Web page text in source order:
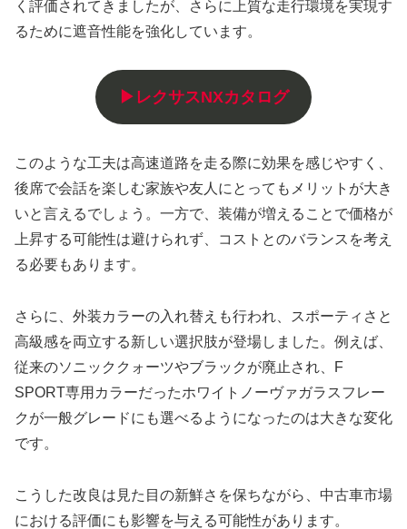
く評価されてきましたが、さらに上質な走行環境を実現す
るために遮音性能を強化しています。
▶レクサスNXカタログ
このような工夫は高速道路を走る際に効果を感じやすく、
後席で会話を楽しむ家族や友人にとってもメリットが大き
いと言えるでしょう。一方で、装備が増えることで価格が
上昇する可能性は避けられず、コストとのバランスを考え
る必要もあります。
さらに、外装カラーの入れ替えも行われ、スポーティさと
高級感を両立する新しい選択肢が登場しました。例えば、
従来のソニッククォーツやブラックが廃止され、F
SPORT専用カラーだったホワイトノーヴァガラスフレー
クが一般グレードにも選べるようになったのは大きな変化
です。
こうした改良は見た目の新鮮さを保ちながら、中古車市場
における評価にも影響を与える可能性があります。